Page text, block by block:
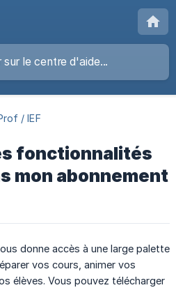
/ IEF
fonctionnalités
mon abonnement
donne accès à une large palette
vos cours, animer vos
élèves. Vous pouvez télécharger